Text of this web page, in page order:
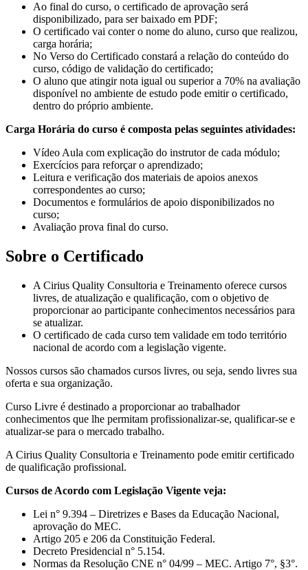
Ao final do curso, o certificado de aprovação será
disponibilizado, para ser baixado em PDF;
O certificado vai conter o nome do aluno, curso que realizou,
carga horária;
No Verso do Certificado constará a relação do conteúdo do
curso, código de validação do certificado;
O aluno que atingir nota igual ou superior a 70% na avaliação
disponível no ambiente de estudo pode emitir o certificado,
dentro do próprio ambiente.
Carga Horária do curso é composta pelas seguintes atividades:
Vídeo Aula com explicação do instrutor de cada módulo;
Exercícios para reforçar o aprendizado;
Leitura e verificação dos materiais de apoios anexos
correspondentes ao curso;
Documentos e formulários de apoio disponibilizados no
curso;
Avaliação prova final do curso.
Sobre o Certificado
A Cirius Quality Consultoria e Treinamento oferece cursos
livres, de atualização e qualificação, com o objetivo de
proporcionar ao participante conhecimentos necessários para
se atualizar.
O certificado de cada curso tem validade em todo território
nacional de acordo com a legislação vigente.
Nossos cursos são chamados cursos livres, ou seja, sendo livres sua
oferta e sua organização.
Curso Livre é destinado a proporcionar ao trabalhador
conhecimentos que lhe permitam profissionalizar-se, qualificar-se e
atualizar-se para o mercado trabalho.
A Cirius Quality Consultoria e Treinamento pode emitir certificado
de qualificação profissional.
Cursos de Acordo com Legislação Vigente veja:
Lei n° 9.394 – Diretrizes e Bases da Educação Nacional,
aprovação do MEC.
Artigo 205 e 206 da Constituição Federal.
Decreto Presidencial n° 5.154.
Normas da Resolução CNE n° 04/99 – MEC. Artigo 7°, §3°.